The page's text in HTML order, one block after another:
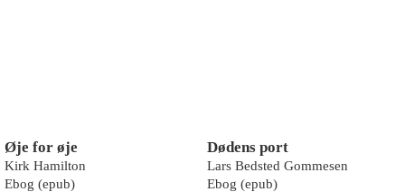
Øje for øje
Kirk Hamilton
Ebog (epub)
Dødens port
Lars Bedsted Gommesen
Ebog (epub)